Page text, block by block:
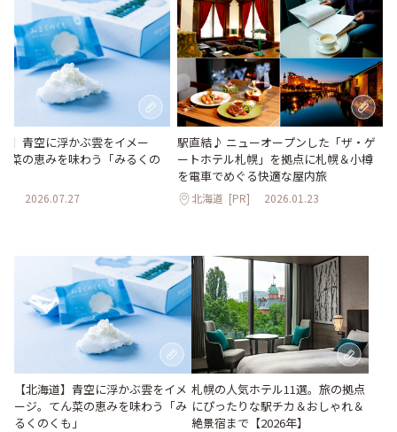
】青空に浮かぶ雲をイメー
菜の恵みを味わう「みるくの
2026.07.27
駅直結♪ ニューオープンした「ザ・ゲ
ートホテル札幌」を拠点に札幌＆小樽
を電車でめぐる快適な屋内旅
北海道 [PR] 2026.01.23
【北海道】青空に浮かぶ雲をイメ
ージ。てん菜の恵みを味わう「み
るくのくも」
札幌の人気ホテル11選。旅の拠点
にぴったりな駅チカ＆おしゃれ＆
絶景宿まで【2026年】